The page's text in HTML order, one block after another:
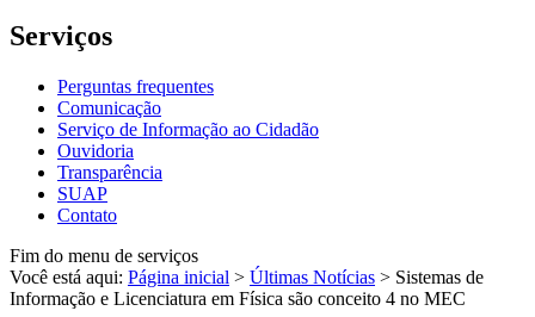
Serviços
Perguntas frequentes
Comunicação
Serviço de Informação ao Cidadão
Ouvidoria
Transparência
SUAP
Contato
Fim do menu de serviços
Você está aqui: Página inicial > Últimas Notícias > Sistemas de
Informação e Licenciatura em Física são conceito 4 no MEC